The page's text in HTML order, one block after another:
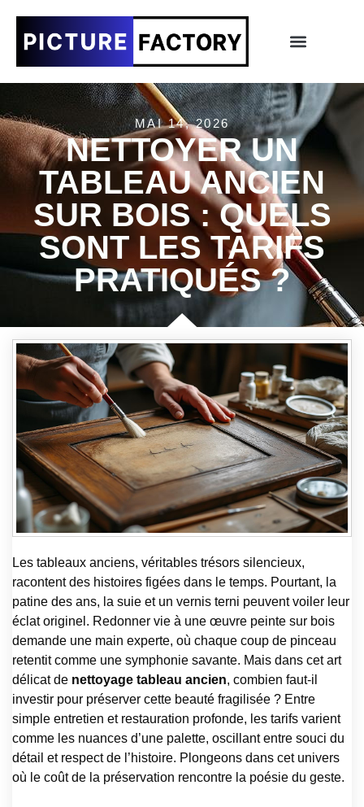
MAI 14, 2026
NETTOYER UN
TABLEAU ANCIEN
SUR BOIS : QUELS
SONT LES TARIFS
PRATIQUÉS ?
Les tableaux anciens, véritables trésors silencieux,
racontent des histoires figées dans le temps. Pourtant, la
patine des ans, la suie et un vernis terni peuvent voiler leur
éclat originel. Redonner vie à une œuvre peinte sur bois
demande une main experte, où chaque coup de pinceau
retentit comme une symphonie savante. Mais dans cet art
délicat de nettoyage tableau ancien, combien faut-il
investir pour préserver cette beauté fragilisée ? Entre
simple entretien et restauration profonde, les tarifs varient
comme les nuances d’une palette, oscillant entre souci du
détail et respect de l’histoire. Plongeons dans cet univers
où le coût de la préservation rencontre la poésie du geste.